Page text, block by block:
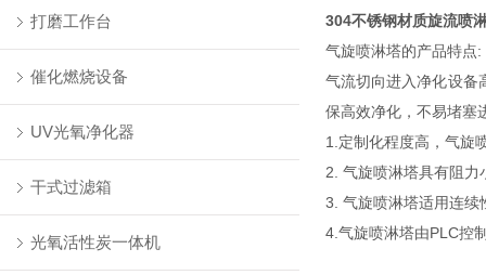
打磨工作台
催化燃烧设备
UV光氧净化器
干式过滤箱
光氧活性炭一体机
304不锈钢材质旋流喷
气旋喷淋塔的产品特点:
气流切向进入净化设备
保高效净化，不易堵塞
1.定制化程度高，气旋
2. 气旋喷淋塔具有阻
3. 气旋喷淋塔适用连续
4.气旋喷淋塔由PLC控